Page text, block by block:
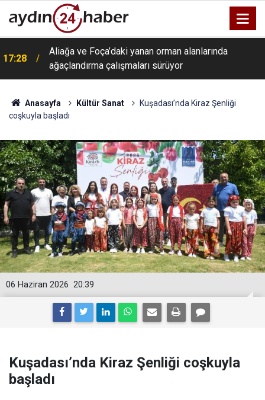
17:28
Aliağa ve Foça’daki yanan orman alanlarında
ağaçlandırma çalışmaları sürüyor
Anasayfa Kültür Sanat
Kuşadası’nda Kiraz Şenliği
coşkuyla başladı
20:39
06 Haziran 2026
Kuşadası’nda Kiraz Şenliği coşkuyla
başladı